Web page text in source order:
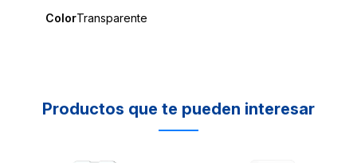
ColorTransparente
Productos que te pueden interesar